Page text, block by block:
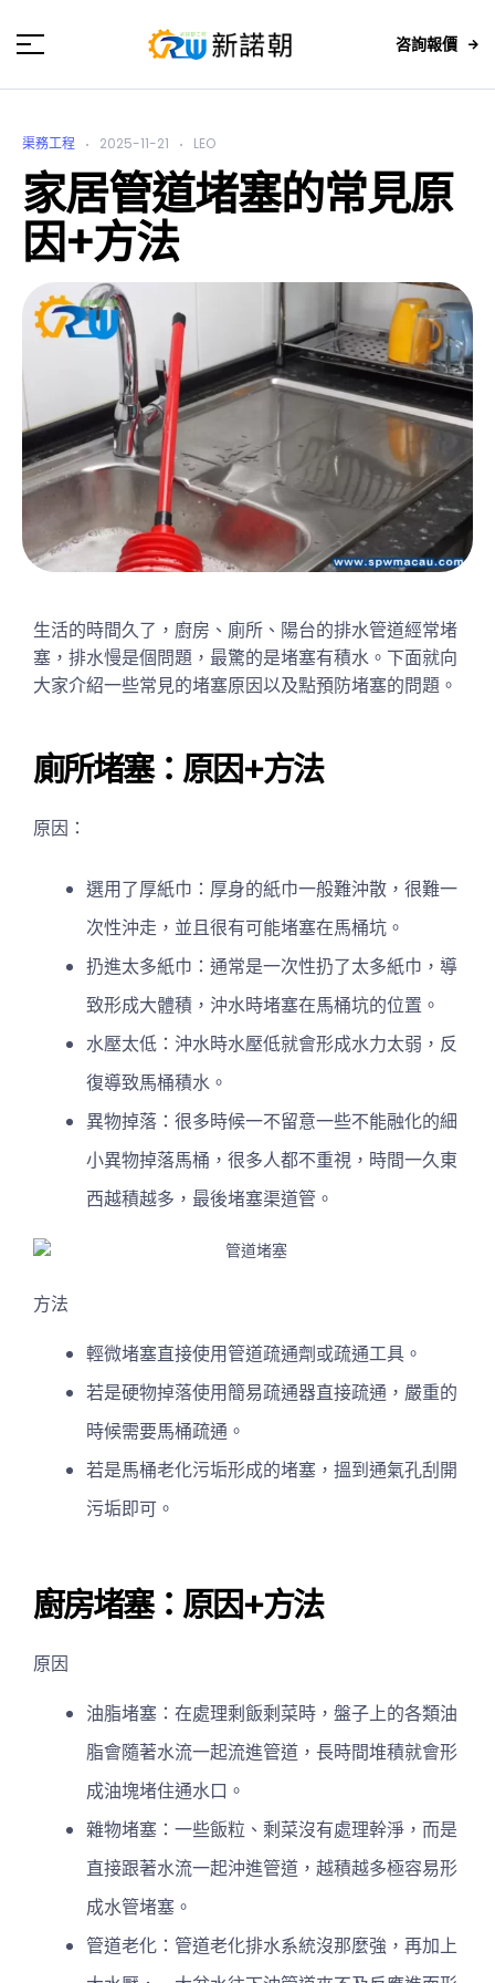
咨詢報價
渠務工程 2025-11-21 LEO
家居管道堵塞的常見原
因+方法
生活的時間久了，廚房、廁所、陽台的排水管道經常堵
塞，排水慢是個問題，最驚的是堵塞有積水。下面就向
大家介紹一些常見的堵塞原因以及點預防堵塞的問題。
廁所堵塞：原因+方法
原因：
選用了厚紙巾：厚身的紙巾一般難沖散，很難一
次性沖走，並且很有可能堵塞在馬桶坑。
扔進太多紙巾：通常是一次性扔了太多紙巾，導
致形成大體積，沖水時堵塞在馬桶坑的位置。
水壓太低：沖水時水壓低就會形成水力太弱，反
復導致馬桶積水。
異物掉落：很多時候一不留意一些不能融化的細
小異物掉落馬桶，很多人都不重視，時間一久東
西越積越多，最後堵塞渠道管。
方法
輕微堵塞直接使用管道疏通劑或疏通工具。
若是硬物掉落使用簡易疏通器直接疏通，嚴重的
時候需要馬桶疏通。
若是馬桶老化污垢形成的堵塞，搵到通氣孔刮開
污垢即可。
廚房堵塞：原因+方法
原因
油脂堵塞：在處理剩飯剩菜時，盤子上的各類油
脂會隨著水流一起流進管道，長時間堆積就會形
成油塊堵住通水口。
雜物堵塞：一些飯粒、剩菜沒有處理幹淨，而是
直接跟著水流一起沖進管道，越積越多極容易形
成水管堵塞。
管道老化：管道老化排水系統沒那麼強，再加上